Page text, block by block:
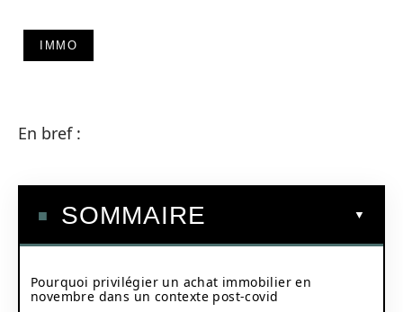
IMMO
En bref :
SOMMAIRE
Pourquoi privilégier un achat immobilier en
novembre dans un contexte post-covid